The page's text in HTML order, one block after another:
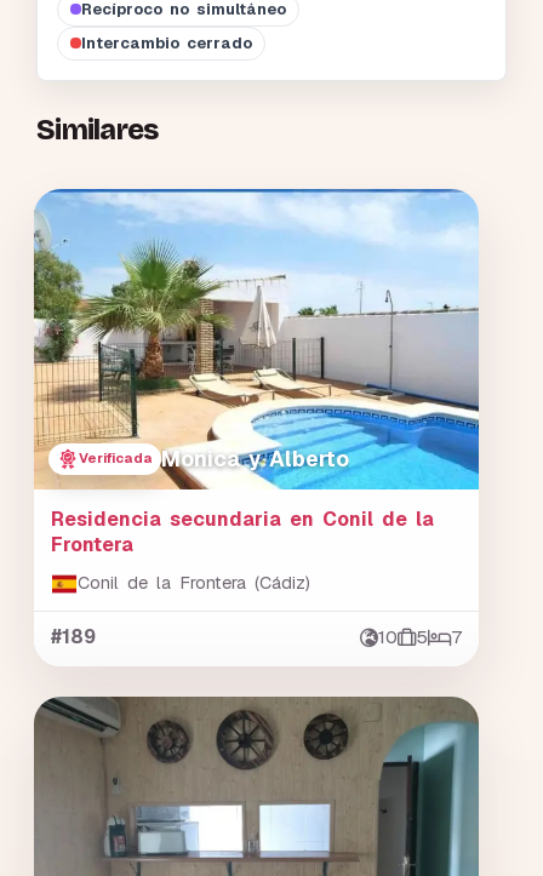
Recíproco no simultáneo
Intercambio cerrado
Similares
Verificada Monica y Alberto
Residencia secundaria en Conil de la
Frontera
Conil de la Frontera (Cádiz)
#189 10 5 7